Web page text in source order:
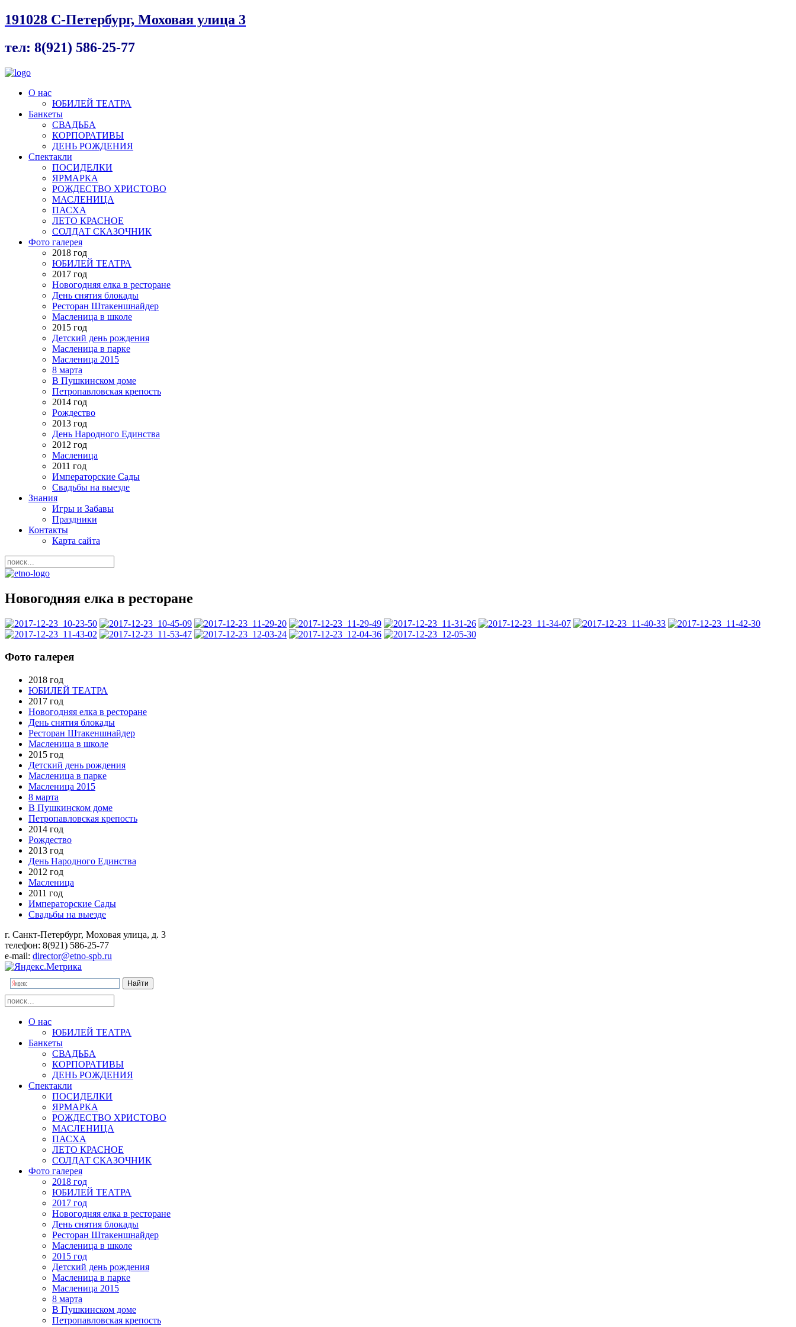
191028 С-Петербург, Моховая улица 3
тел: 8(921) 586-25-77
О нас
ЮБИЛЕЙ ТЕАТРА
Банкеты
СВАДЬБА
КОРПОРАТИВЫ
ДЕНЬ РОЖДЕНИЯ
Спектакли
ПОСИДЕЛКИ
ЯРМАРКА
РОЖДЕСТВО ХРИСТОВО
МАСЛЕНИЦА
ПАСХА
ЛЕТО КРАСНОЕ
СОЛДАТ СКАЗОЧНИК
Фото галерея
2018 год
ЮБИЛЕЙ ТЕАТРА
2017 год
Новогодняя елка в ресторане
День снятия блокады
Ресторан Штакеншнайдер
Масленица в школе
2015 год
Детский день рождения
Масленица в парке
Масленица 2015
8 марта
В Пушкинском доме
Петропавловская крепость
2014 год
Рождество
2013 год
День Народного Единства
2012 год
Масленица
2011 год
Императорские Сады
Свадьбы на выезде
Знания
Игры и Забавы
Праздники
Контакты
Карта сайта
Новогодняя елка в ресторане
Фото галерея
2018 год
ЮБИЛЕЙ ТЕАТРА
2017 год
Новогодняя елка в ресторане
День снятия блокады
Ресторан Штакеншнайдер
Масленица в школе
2015 год
Детский день рождения
Масленица в парке
Масленица 2015
8 марта
В Пушкинском доме
Петропавловская крепость
2014 год
Рождество
2013 год
День Народного Единства
2012 год
Масленица
2011 год
Императорские Сады
Свадьбы на выезде
г. Санкт-Петербург, Моховая улица, д. 3
телефон: 8(921) 586-25-77
e-mail: director@etno-spb.ru
О нас
ЮБИЛЕЙ ТЕАТРА
Банкеты
СВАДЬБА
КОРПОРАТИВЫ
ДЕНЬ РОЖДЕНИЯ
Спектакли
ПОСИДЕЛКИ
ЯРМАРКА
РОЖДЕСТВО ХРИСТОВО
МАСЛЕНИЦА
ПАСХА
ЛЕТО КРАСНОЕ
СОЛДАТ СКАЗОЧНИК
Фото галерея
2018 год
ЮБИЛЕЙ ТЕАТРА
2017 год
Новогодняя елка в ресторане
День снятия блокады
Ресторан Штакеншнайдер
Масленица в школе
2015 год
Детский день рождения
Масленица в парке
Масленица 2015
8 марта
В Пушкинском доме
Петропавловская крепость